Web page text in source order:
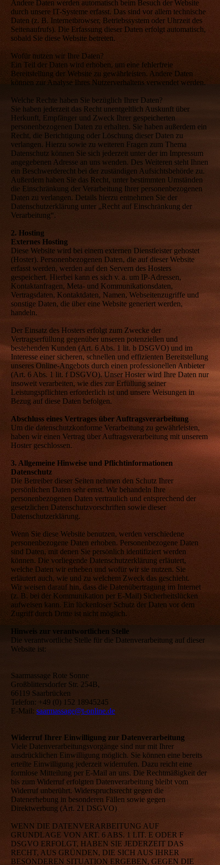
Andere Daten werden automatisch beim Besuch der Website
durch unsere IT-Systeme erfasst. Das sind vor allem technische
Daten (z. B. Internetbrowser, Betriebssystem oder Uhrzeit des
Seitenaufrufs). Die Erfassung dieser Daten erfolgt automatisch,
sobald Sie diese Website betreten.
Wofür nutzen wir Ihre Daten?
Ein Teil der Daten wird erhoben, um eine fehlerfreie
Bereitstellung der Website zu gewährleisten. Andere Daten
können zur Analyse Ihres Nutzerverhaltens verwendet werden.
Welche Rechte haben Sie bezüglich Ihrer Daten?
Sie haben jederzeit das Recht unentgeltlich Auskunft über
Herkunft, Empfänger und Zweck Ihrer gespeicherten
personenbezogenen Daten zu erhalten. Sie haben außerdem ein
Recht, die Berichtigung oder Löschung dieser Daten zu
verlangen. Hierzu sowie zu weiteren Fragen zum Thema
Datenschutz können Sie sich jederzeit unter der im Impressum
angegebenen Adresse an uns wenden. Des Weiteren steht Ihnen
ein Beschwerderecht bei der zuständigen Aufsichtsbehörde zu.
Außerdem haben Sie das Recht, unter bestimmten Umständen
die Einschränkung der Verarbeitung Ihrer personenbezogenen
Daten zu verlangen. Details hierzu entnehmen Sie der
Datenschutzerklärung unter „Recht auf Einschränkung der
Verarbeitung“.
2. Hosting
Externes Hosting
Diese Website wird bei einem externen Dienstleister gehostet
(Hoster). Personenbezogenen Daten, die auf dieser Website
erfasst werden, werden auf den Servern des Hosters
gespeichert. Hierbei kann es sich v. a. um IP-Adressen,
Kontaktanfragen, Meta- und Kommunikationsdaten,
Vertragsdaten, Kontaktdaten, Namen, Webseitenzugriffe und
sonstige Daten, die über eine Website generiert werden,
handeln.
Der Einsatz des Hosters erfolgt zum Zwecke der
Vertragserfüllung gegenüber unseren potenziellen und
bestehenden Kunden (Art. 6 Abs. 1 lit. b DSGVO) und im
Interesse einer sicheren, schnellen und effizienten Bereitstellung
unseres Online-Angebots durch einen professionellen Anbieter
(Art. 6 Abs. 1 lit. f DSGVO). Unser Hoster wird Ihre Daten nur
insoweit verarbeiten, wie dies zur Erfüllung seiner
Leistungspflichten erforderlich ist und unsere Weisungen in
Bezug auf diese Daten befolgen.
Abschluss eines Vertrages über Auftragsverarbeitung
Um die datenschutzkonforme Verarbeitung zu gewährleisten,
haben wir einen Vertrag über Auftragsverarbeitung mit unserem
Hoster geschlossen.
3. Allgemeine Hinweise und Pflicht­informationen
Datenschutz
Die Betreiber dieser Seiten nehmen den Schutz Ihrer
persönlichen Daten sehr ernst. Wir behandeln Ihre
personenbezogenen Daten vertraulich und entsprechend der
gesetzlichen Datenschutzvorschriften sowie dieser
Datenschutzerklärung.
Wenn Sie diese Website benutzen, werden verschiedene
personenbezogene Daten erhoben. Personenbezogene Daten
sind Daten, mit denen Sie persönlich identifiziert werden
können. Die vorliegende Datenschutzerklärung erläutert,
welche Daten wir erheben und wofür wir sie nutzen. Sie
erläutert auch, wie und zu welchem Zweck das geschieht.
Wir weisen darauf hin, dass die Datenübertragung im Internet
(z. B. bei der Kommunikation per E-Mail) Sicherheitslücken
aufweisen kann. Ein lückenloser Schutz der Daten vor dem
Zugriff durch Dritte ist nicht möglich.
Hinweis zur verantwortlichen Stelle
Die verantwortliche Stelle für die Datenverarbeitung auf dieser
Website ist:
Saarmassage Rote Sonne
Großblittersdorfer Str. 254B,
66119 Saarbrücken
Telefon: +49 (0) 152 18945245
E-Mail:saarmassage@t-online.de
Widerruf Ihrer Einwilligung zur Datenverarbeitung
Viele Datenverarbeitungsvorgänge sind nur mit Ihrer
ausdrücklichen Einwilligung möglich. Sie können eine bereits
erteilte Einwilligung jederzeit widerrufen. Dazu reicht eine
formlose Mitteilung per E-Mail an uns. Die Rechtmäßigkeit der
bis zum Widerruf erfolgten Datenverarbeitung bleibt vom
Widerruf unberührt. Widerspruchsrecht gegen die
Datenerhebung in besonderen Fällen sowie gegen
Direktwerbung (Art. 21 DSGVO)
WENN DIE DATENVERARBEITUNG AUF
GRUNDLAGE VON ART. 6 ABS. 1 LIT. E ODER F
DSGVO ERFOLGT, HABEN SIE JEDERZEIT DAS
RECHT, AUS GRÜNDEN, DIE SICH AUS IHRER
BESONDEREN SITUATION ERGEBEN, GEGEN DIE